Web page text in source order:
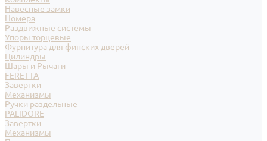
Навесные замки
Номера
Раздвижные системы
Упоры торцевые
Фурнитура для финских дверей
Цилиндры
Шары и Рычаги
FERETTA
Завертки
Механизмы
Ручки раздельные
PALIDORE
Завертки
Механизмы